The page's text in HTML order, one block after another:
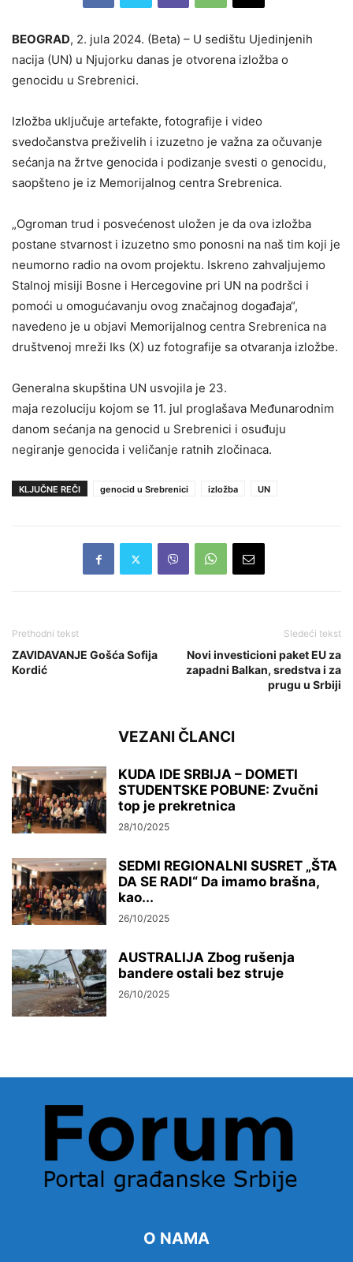
BEOGRAD, 2. jula 2024. (Beta) – U sedištu Ujedinjenih
nacija (UN) u Njujorku danas je otvorena izložba o
genocidu u Srebrenici.
Izložba uključuje artefakte, fotografije i video
svedočanstva preživelih i izuzetno je važna za očuvanje
sećanja na žrtve genocida i podizanje svesti o genocidu,
saopšteno je iz Memorijalnog centra Srebrenica.
„Ogroman trud i posvećenost uložen je da ova izložba
postane stvarnost i izuzetno smo ponosni na naš tim koji je
neumorno radio na ovom projektu. Iskreno zahvaljujemo
Stalnoj misiji Bosne i Hercegovine pri UN na podršci i
pomoći u omogućavanju ovog značajnog događaja“,
navedeno je u objavi Memorijalnog centra Srebrenica na
društvenoj mreži Iks (X) uz fotografije sa otvaranja izložbe.
Generalna skupština UN usvojila je 23.
maja rezoluciju kojom se 11. jul proglašava Međunarodnim
danom sećanja na genocid u Srebrenici i osuđuju
negiranje genocida i veličanje ratnih zločinaca.
KLJUČNE REČI genocid u Srebrenici izložba UN
Prethodni tekst
ZAVIDAVANJE Gošća Sofija
Kordić
Sledeći tekst
Novi investicioni paket EU za
zapadni Balkan, sredstva i za
prugu u Srbiji
VEZANI ČLANCI
KUDA IDE SRBIJA – DOMETI
STUDENTSKE POBUNE: Zvučni
top je prekretnica
28/10/2025
SEDMI REGIONALNI SUSRET „ŠTA
DA SE RADI“ Da imamo brašna,
kao...
26/10/2025
AUSTRALIJA Zbog rušenja
bandere ostali bez struje
26/10/2025
O NAMA